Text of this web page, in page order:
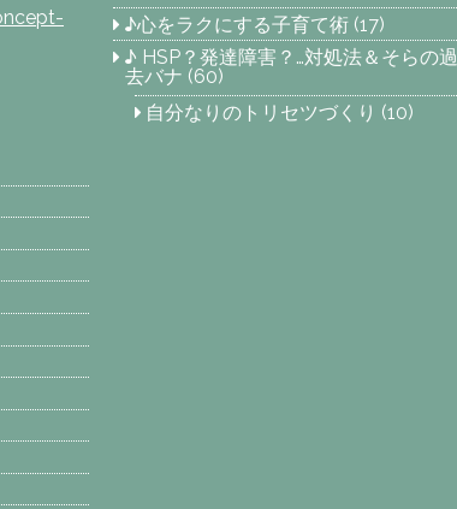
♪心をラクにする子育て術 (17)
♪ HSP？発達障害？…対処法＆そらの過
去バナ (60)
自分なりのトリセツづくり (10)